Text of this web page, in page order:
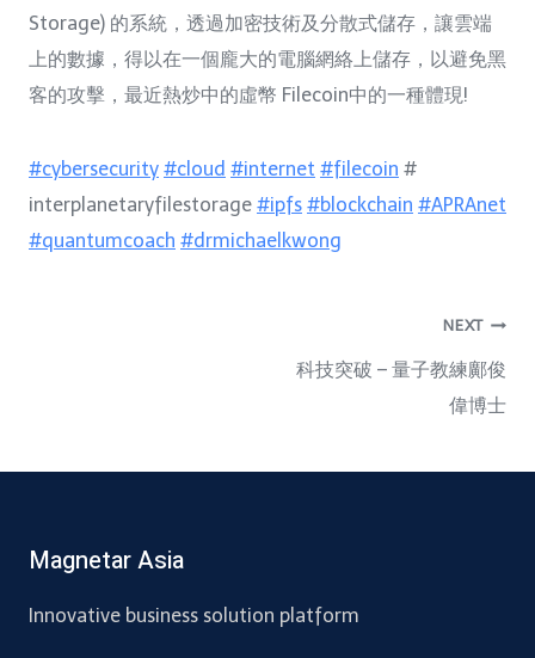
Storage) 的系統，透過加密技術及分散式儲存，讓雲端
上的數據，得以在一個龐大的電腦網絡上儲存，以避免黑
客的攻擊，最近熱炒中的虛幣 Filecoin中的一種體現!
#cybersecurity #cloud #internet #filecoin #
interplanetaryfilestorage #ipfs #blockchain #APRAnet
#quantumcoach #drmichaelkwong
NEXT
科技突破 – 量子教練鄺俊
偉博士
Magnetar Asia
Innovative business solution platform